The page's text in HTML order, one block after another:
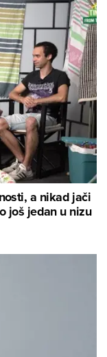
a nikad jači
još jedan u nizu